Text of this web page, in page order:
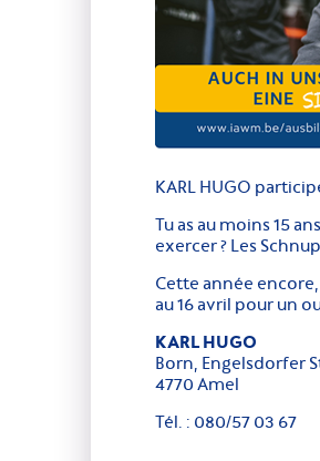
KARL HUGO
Tu as au moins 15
exercer ? Les
Cette année
au 16 avril pour un
KARL HUGO
Born, Engelsdorfer
4770 Amel
Tél. : 080/57 03 67